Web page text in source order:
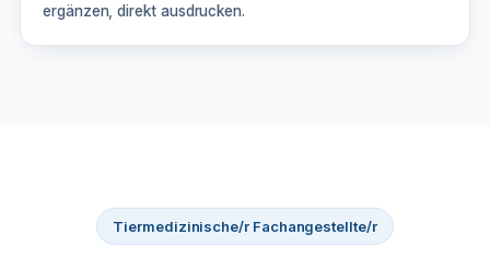
ergänzen, direkt ausdrucken.
Tiermedizinische/r Fachangestellte/r